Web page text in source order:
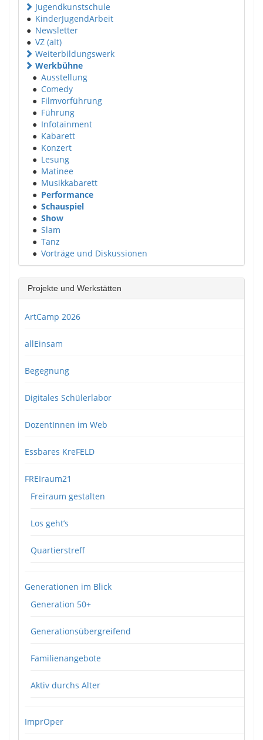
Jugendkunstschule
● KinderJugendArbeit
● Newsletter
● VZ (alt)
Weiterbildungswerk
Werkbühne
● Ausstellung
● Comedy
● Filmvorführung
● Führung
● Infotainment
● Kabarett
● Konzert
● Lesung
● Matinee
● Musikkabarett
● Performance
● Schauspiel
● Show
● Slam
● Tanz
● Vorträge und Diskussionen
Projekte und Werkstätten
ArtCamp 2026
allEinsam
Begegnung
Digitales Schülerlabor
DozentInnen im Web
Essbares KreFELD
FREIraum21
Freiraum gestalten
Los geht’s
Quartierstreff
Generationen im Blick
Generation 50+
Generationsübergreifend
Familienangebote
Aktiv durchs Alter
ImprOper